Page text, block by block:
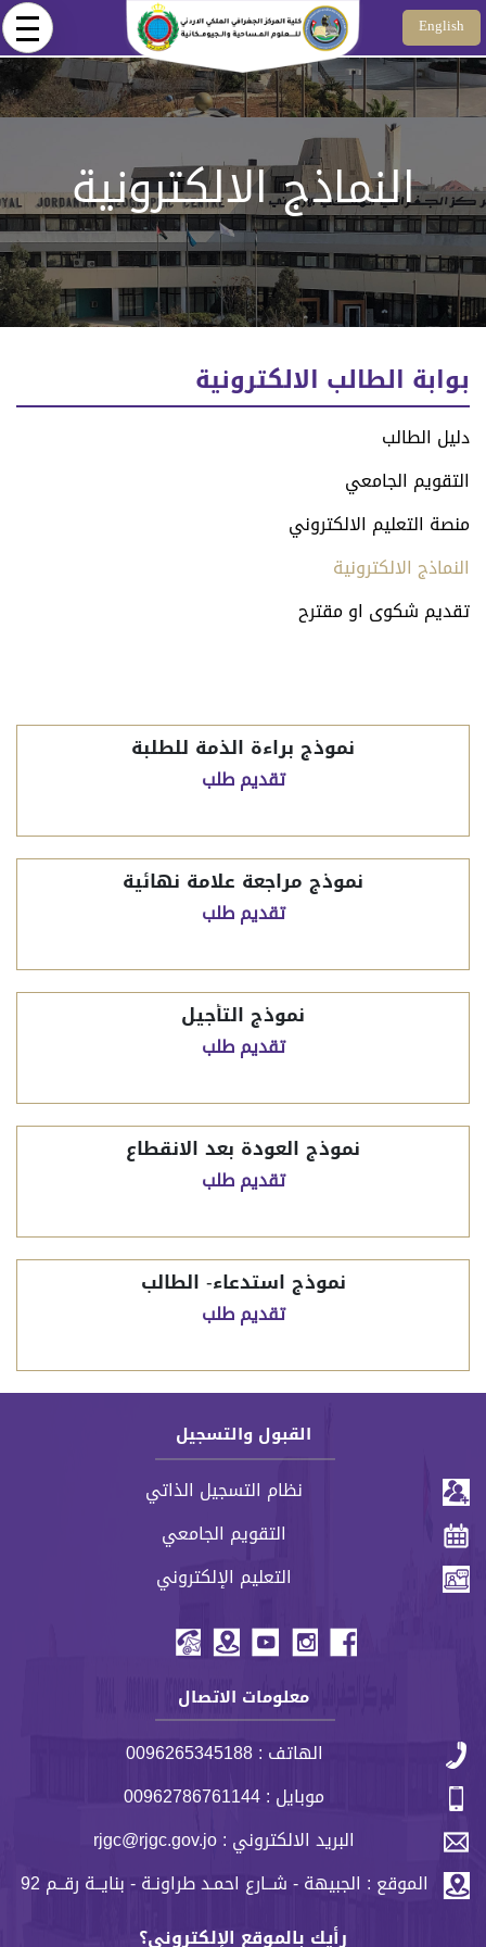
Skip to main content English
النماذج الالكترونية
بوابة الطالب الالكترونية
دليل الطالب
التقويم الجامعي
منصة التعليم الالكتروني
النماذج الالكترونية
تقديم شكوى او مقترح
نموذج براءة الذمة للطلبة
تقديم طلب
نموذج مراجعة علامة نهائية
تقديم طلب
نموذج التأجيل
تقديم طلب
نموذج العودة بعد الانقطاع
تقديم طلب
نموذج استدعاء- الطالب
تقديم طلب
القبول والتسجيل
نظام التسجيل الذاتي
التقويم الجامعي
التعليم الإلكتروني
معلومات الاتصال
الهاتف : 0096265345188
موبايل : 00962786761144
البريد الالكتروني : rjgc@rjgc.gov.jo
الموقع : الجبيهة - شــارع احمـد طراونـة - بنايــة رقــم 92
رأيك بالموقع الإلكتروني؟